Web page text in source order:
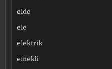
elde
ele
elektrik
emekli